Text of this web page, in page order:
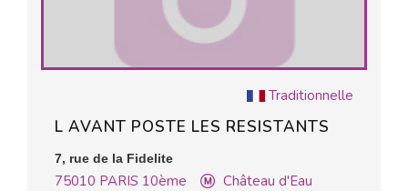
Traditionnelle
L AVANT POSTE LES RESISTANTS
7, rue de la Fidelite
75010 PARIS 10ème
Château d'Eau